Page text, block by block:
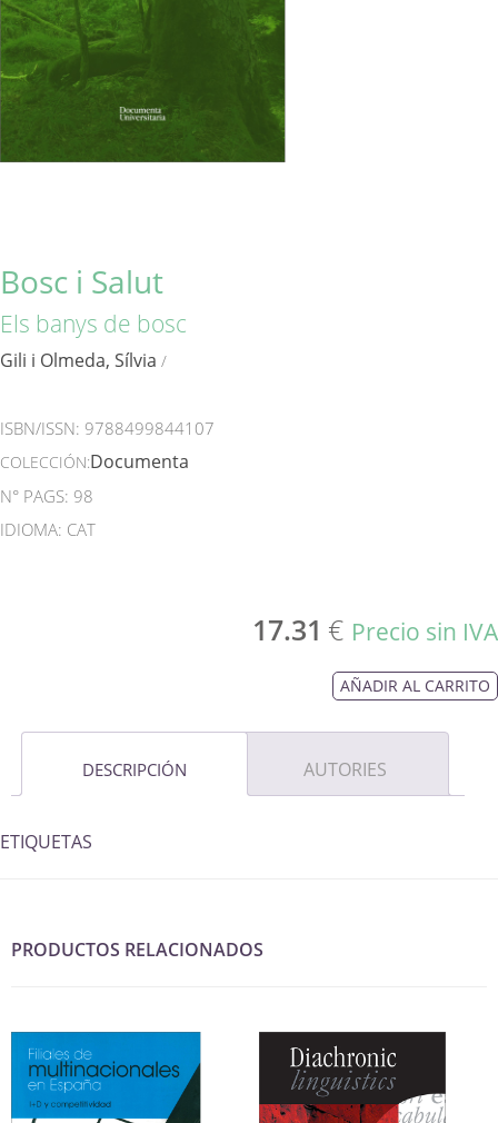
Bosc i Salut
Els banys de bosc
Gili i Olmeda, Sílvia /
ISBN/ISSN: 9788499844107
COLECCIÓN:Documenta
N° PAGS: 98
IDIOMA: CAT
17.31 € Precio sin IVA
AÑADIR AL CARRITO
DESCRIPCIÓN AUTORIES
ETIQUETAS
PRODUCTOS RELACIONADOS